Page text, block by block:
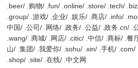
.beer/ .购物/ .fun/ .online/ .store/ .tech/
.group/ .游戏/ .企业/ .娱乐/ .商店/ .info/
中国/ .公司/ .网络/ .政务/ .公益/ .政务.cn/ .
.wang/ .商城/ .网店/ .citic/ .中信/ .商标/ .餐
山/ .集团/ .我爱你/ .sohu/ .xin/ .手机/
.shop/ .site/ .在线/ .中文网